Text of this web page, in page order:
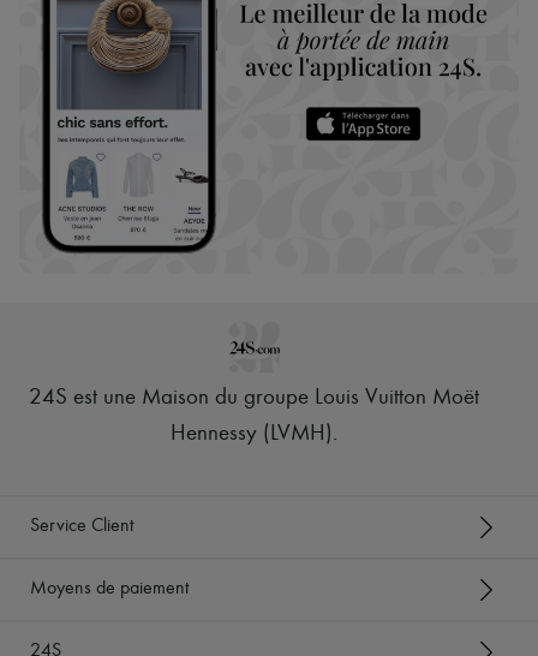
24S est une Maison du groupe Louis Vuitton Moët
Hennessy (LVMH).
Service Client
Moyens de paiement
24S